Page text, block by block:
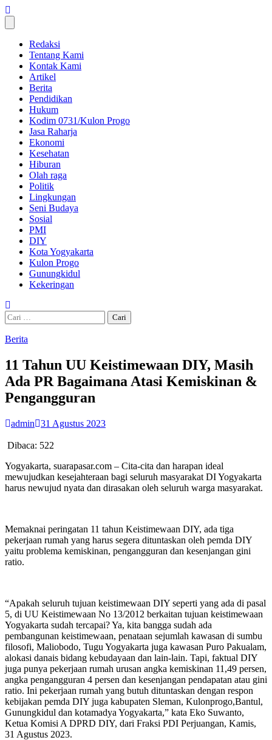
Skip
to
content
Redaksi
Tentang Kami
Kontak Kami
Artikel
Berita
Pendidikan
Hukum
Kodim 0731/Kulon Progo
Jasa Raharja
Ekonomi
Kesehatan
Hiburan
Olah raga
Politik
Lingkungan
Seni Budaya
Sosial
PMI
DIY
Kota Yogyakarta
Kulon Progo
Gunungkidul
Kekeringan
Cari
untuk:
Berita
11 Tahun UU Keistimewaan DIY, Masih
Ada PR Bagaimana Atasi Kemiskinan &
Pengangguran
admin 31 Agustus 2023
Dibaca: 522
Yogyakarta, suarapasar.com – Cita-cita dan harapan ideal
mewujudkan kesejahteraan bagi seluruh masyarakat DI Yogyakarta
harus newujud nyata dan dirasakan oleh seluruh warga masyarakat.
Memaknai peringatan 11 tahun Keistimewaan DIY, ada tiga
pekerjaan rumah yang harus segera dituntaskan oleh pemda DIY
yaitu problema kemiskinan, pengangguran dan kesenjangan gini
ratio.
“Apakah seluruh tujuan keistimewaan DIY seperti yang ada di pasal
5, di UU Keistimewaan No 13/2012 berkaitan tujuan keistimewaan
Yogyakarta sudah tercapai? Ya, kita bangga sudah ada
pembangunan keistimewaan, penataan sejumlah kawasan di sumbu
filosofi, Maliobodo, Tugu Yogyakarta juga kawasan Puro Pakualam,
alokasi danais bidang kebudayaan dan lain-lain. Tapi, faktual DIY
juga punya pekerjaan rumah urusan angka kemiskinan 11,49 persen,
angka pengangguran 4 persen dan kesenjangan pendapatan atau gini
ratio. Ini pekerjaan rumah yang butuh dituntaskan dengan respon
kebijakan pemda DIY juga kabupaten Sleman, Kulonprogo,Bantul,
Gunungkidul dan kotamadya Yogyakarta,” kata Eko Suwanto,
Ketua Komisi A DPRD DIY, dari Fraksi PDI Perjuangan, Kamis,
31 Agustus 2023.